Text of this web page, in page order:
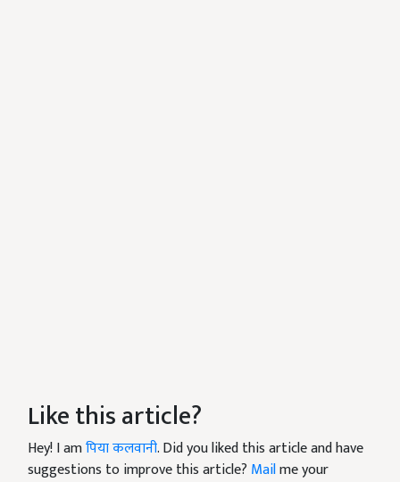
Like this article?
Hey! I amपिया कलवानी. Did you liked this article and have
suggestions to improve this article? Mailme your